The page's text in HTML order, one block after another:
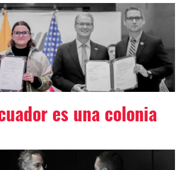
es una colonia